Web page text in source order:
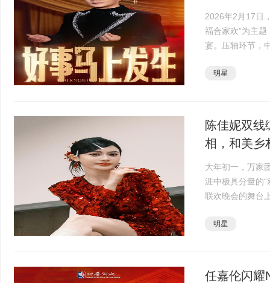
2026年2月17日
福合家欢”为主
宴。压轴环节，
编排演绎年度金
明星
陈佳妮双线
相，和美乡
大年初一，万家
涯中极具分量的
联欢晚会的舞台
会》中担任压轴
明星
任嘉伦闪耀